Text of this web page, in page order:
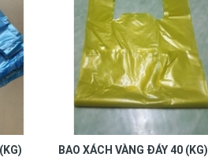
BAO XÁCH VÀNG ĐÁY 40 (KG)